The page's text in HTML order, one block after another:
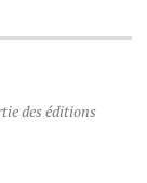
des éditions